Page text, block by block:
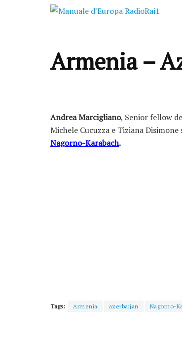
Armenia –
Andrea Marcigliano, Senior fellow
Michele ‪‎Cucuzza‬ e Tiziana
Nagorno-Karabach.
Tags: Armenia azerbaijan Nagorno-